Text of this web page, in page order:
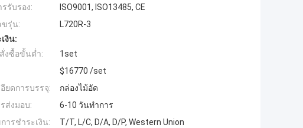
รับรอง:
ISO9001, ISO13485, CE
ขรุ่น:
L720R-3
งิน:
งซื้อขั้นต่ำ:
1set
$16770 /set
ยดการบรรจุ:
กล่องไม้อัด
ส่งมอบ:
6-10 วันทำการ
ารชำระเงิน:
T/T, L/C, D/A, D/P, Western Union